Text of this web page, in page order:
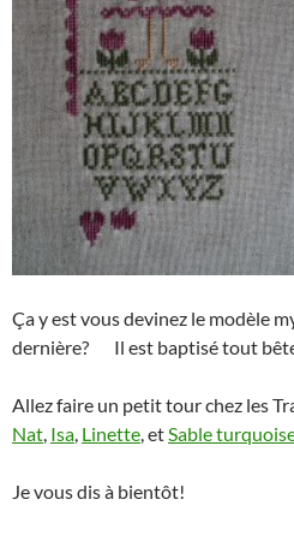
Ça y est vous devinez le modèle
dernière? Il est baptisé tout
Allez faire un petit tour chez les
Nat Isa Linette , et Sable
Je vous dis à bientôt!